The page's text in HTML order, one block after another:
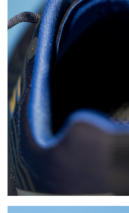
比
赛
观
察
装
备
训
练
视